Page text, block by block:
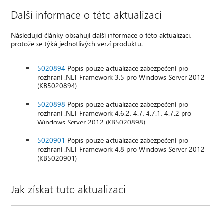
Další informace o této aktualizaci
Následující články obsahují další informace o této aktualizaci,
protože se týká jednotlivých verzí produktu.
5020894 Popis pouze aktualizace zabezpečení pro
rozhraní .NET Framework 3.5 pro Windows Server 2012
(KB5020894)
5020898 Popis pouze aktualizace zabezpečení pro
rozhraní .NET Framework 4.6.2, 4.7, 4.7.1, 4.7.2 pro
Windows Server 2012 (KB5020898)
5020901 Popis pouze aktualizace zabezpečení pro
rozhraní .NET Framework 4.8 pro Windows Server 2012
(KB5020901)
Jak získat tuto aktualizaci